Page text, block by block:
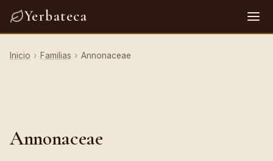
Yerbateca
Inicio › Familias › Annonaceae
Annonaceae